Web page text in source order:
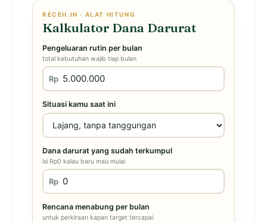
RECEH.IN · ALAT HITUNG
Kalkulator Dana Darurat
Pengeluaran rutin per bulan
total kebutuhan wajib tiap bulan
Rp
Situasi kamu saat ini
Dana darurat yang sudah terkumpul
isi Rp0 kalau baru mau mulai
Rp
Rencana menabung per bulan
untuk perkiraan kapan target tercapai